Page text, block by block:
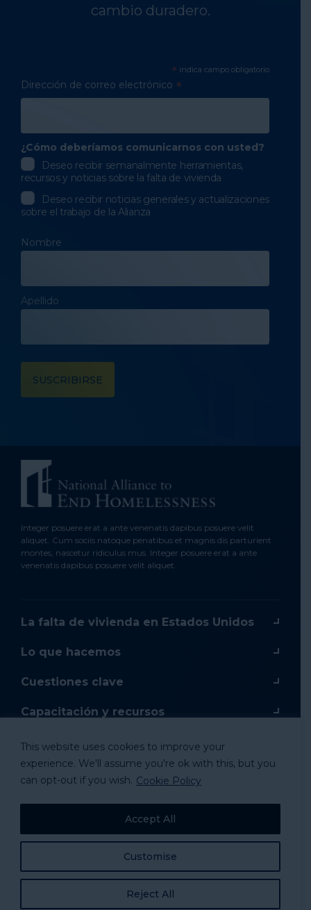
This website uses cookies to improve your
experience. We'll assume you're ok with this, but you
can opt-out if you wish. Cookie Policy
Customise
Reject All
Accept All
cambio duradero.
* indica campo obligatorio
Dirección de correo electrónico *
¿Cómo deberíamos comunicarnos con usted?
Deseo recibir semanalmente herramientas,
recursos y noticias sobre la falta de vivienda
Deseo recibir noticias generales y actualizaciones
sobre el trabajo de la Alianza
Nombre
Apellido
Integer posuere erat a ante venenatis dapibus posuere velit
aliquet. Cum sociis natoque penatibus et magnis dis parturient
montes, nascetur ridiculus mus. Integer posuere erat a ante
venenatis dapibus posuere velit aliquet.
La falta de vivienda en Estados Unidos
Lo que hacemos
Cuestiones clave
Capacitación y recursos
Capacitación en línea
Donar
Mercancía
Tomar acción